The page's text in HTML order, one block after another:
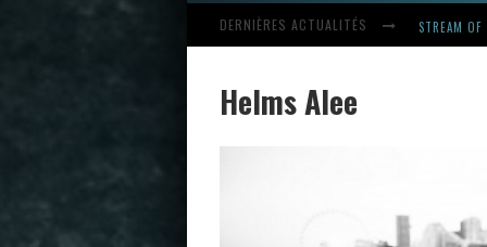
DERNIÈRES ACTUALITÉS STREAM
Helms Alee